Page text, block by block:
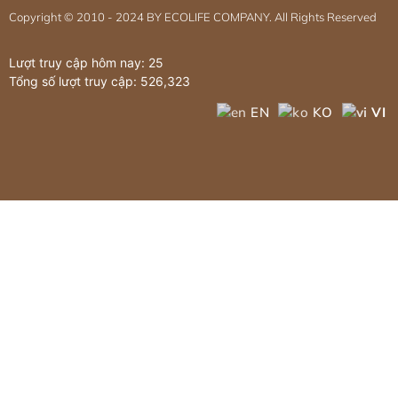
Copyright © 2010 - 2024 BY ECOLIFE COMPANY. All Rights Reserved
Lượt truy cập hôm nay: 25
Tổng số lượt truy cập: 526,323
EN KO VI